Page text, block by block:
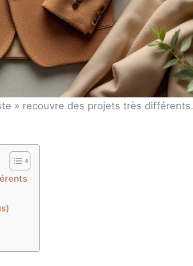
» recouvre des projets très différents.